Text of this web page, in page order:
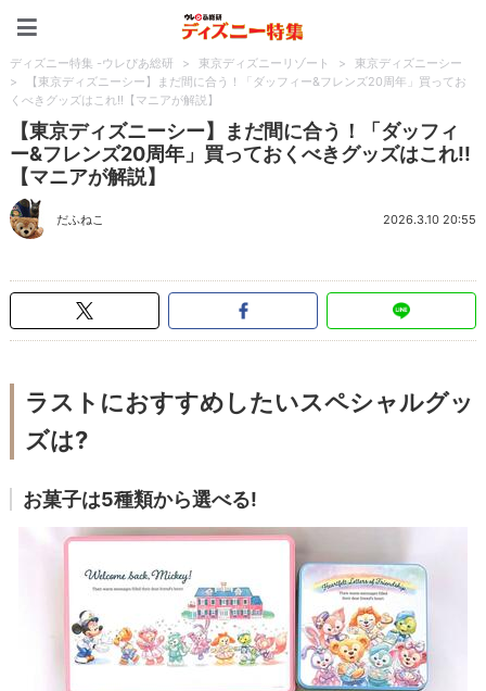
ディズニー特集 -ウレぴあ総研 > 東京ディズニーリゾート >
東京ディズニーシー
>
【東京ディズニーシー】まだ間に合う！「ダッフィー&フレンズ20周年」買ってお
くべきグッズはこれ!!【マニアが解説】
【東京ディズニーシー】まだ間に合う！「ダッフィ
ー&フレンズ20周年」買っておくべきグッズはこれ!!
【マニアが解説】
だふねこ 2026.3.10 20:55
ラストにおすすめしたいスペシャルグッ
ズは?
お菓子は5種類から選べる!